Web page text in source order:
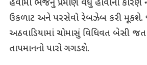
હવામાં ભેજનું પ્રમાણ વધુ હોવાના કારણે
ઉકળાટ અને પરસેવો રેબઝેબ કરી મૂકશે.
અઠવાડિયામાં ચોમાસું વિધિવત બેસી
તાપમાનનો પારો ગગડશે.